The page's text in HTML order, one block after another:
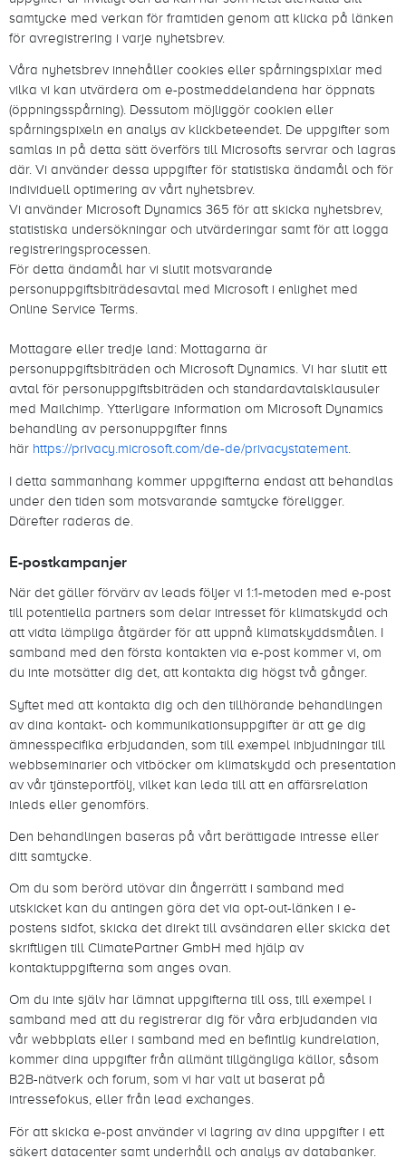
samtycke med verkan för framtiden genom att klicka på länken
för avregistrering i varje nyhetsbrev.
Våra nyhetsbrev innehåller cookies eller spårningspixlar med
vilka vi kan utvärdera om e-postmeddelandena har öppnats
(öppningsspårning). Dessutom möjliggör cookien eller
spårningspixeln en analys av klickbeteendet. De uppgifter som
samlas in på detta sätt överförs till Microsofts servrar och lagras
där. Vi använder dessa uppgifter för statistiska ändamål och för
individuell optimering av vårt nyhetsbrev.
Vi använder Microsoft Dynamics 365 för att skicka nyhetsbrev,
statistiska undersökningar och utvärderingar samt för att logga
registreringsprocessen.
För detta ändamål har vi slutit motsvarande
personuppgiftsbiträdesavtal med Microsoft i enlighet med
Online Service Terms.
Mottagare eller tredje land: Mottagarna är
personuppgiftsbiträden och Microsoft Dynamics. Vi har slutit ett
avtal för personuppgiftsbiträden och standardavtalsklausuler
med Mailchimp. Ytterligare information om Microsoft Dynamics
behandling av personuppgifter finns
här https://privacy.microsoft.com/de-de/privacystatement.
I detta sammanhang kommer uppgifterna endast att behandlas
under den tiden som motsvarande samtycke föreligger.
Därefter raderas de.
E-postkampanjer
När det gäller förvärv av leads följer vi 1:1-metoden med e-post
till potentiella partners som delar intresset för klimatskydd och
att vidta lämpliga åtgärder för att uppnå klimatskyddsmålen. I
samband med den första kontakten via e-post kommer vi, om
du inte motsätter dig det, att kontakta dig högst två gånger.
Syftet med att kontakta dig och den tillhörande behandlingen
av dina kontakt- och kommunikationsuppgifter är att ge dig
ämnesspecifika erbjudanden, som till exempel inbjudningar till
webbseminarier och vitböcker om klimatskydd och presentation
av vår tjänsteportfölj, vilket kan leda till att en affärsrelation
inleds eller genomförs.
Den behandlingen baseras på vårt berättigade intresse eller
ditt samtycke.
Om du som berörd utövar din ångerrätt i samband med
utskicket kan du antingen göra det via opt-out-länken i e-
postens sidfot, skicka det direkt till avsändaren eller skicka det
skriftligen till ClimatePartner GmbH med hjälp av
kontaktuppgifterna som anges ovan.
Om du inte själv har lämnat uppgifterna till oss, till exempel i
samband med att du registrerar dig för våra erbjudanden via
vår webbplats eller i samband med en befintlig kundrelation,
kommer dina uppgifter från allmänt tillgängliga källor, såsom
B2B-nätverk och forum, som vi har valt ut baserat på
intressefokus, eller från lead exchanges.
För att skicka e-post använder vi lagring av dina uppgifter i ett
säkert datacenter samt underhåll och analys av databanker.